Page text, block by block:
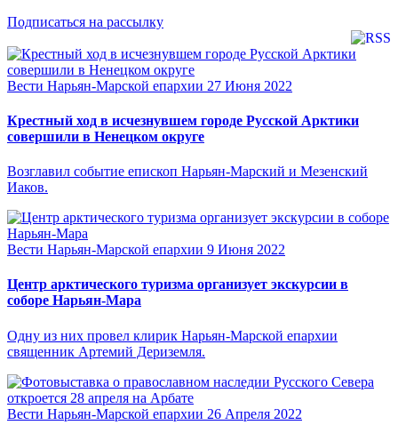
Подписаться на рассылку
Вести Нарьян-Марской епархии 27 Июня 2022
Крестный ход в исчезнувшем городе Русской Арктики
совершили в Ненецком округе
Возглавил событие епископ Нарьян-Марский и Мезенский
Иаков.
Вести Нарьян-Марской епархии 9 Июня 2022
Центр арктического туризма организует экскурсии в
соборе Нарьян-Мара
Одну из них провел клирик Нарьян-Марской епархии
священник Артемий Дериземля.
Вести Нарьян-Марской епархии 26 Апреля 2022